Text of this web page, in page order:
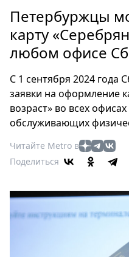
Россия
Мир
Здоровье
Туризм
Мода
Театр
Кино
Афиша
Книги
Выставки
релизы
Петербуржцы
карту
любом офисе
С 1 сентября 2024 года
заявки на оформление
возраст» во всех
обслуживающих
Читайте Metro в
Поделиться